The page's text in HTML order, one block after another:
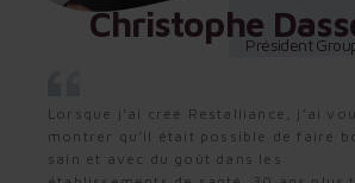
Christophe
Président
Lorsque j’ai créé Restalliance, j’ai
montrer qu’il était possible de faire
sain et avec du goût dans les